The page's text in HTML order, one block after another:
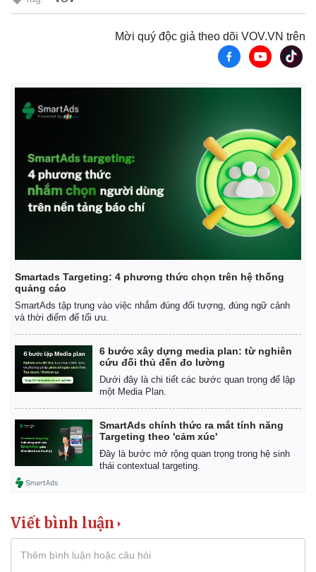
Hồ sơ
E-Magazine
Mời quý độc giả theo dõi VOV.VN trên
Smartads Targeting: 4 phương thức chọn trên hệ thống
quảng cáo
SmartAds tập trung vào việc nhắm đúng đối tượng, đúng ngữ cảnh
và thời điểm để tối ưu.
6 bước xây dựng media plan: từ nghiên
cứu đối thủ đến đo lường
Dưới đây là chi tiết các bước quan trọng để lập
một Media Plan.
SmartAds chính thức ra mắt tính năng
Targeting theo 'cảm xúc'
Đây là bước mở rộng quan trọng trong hệ sinh
thái contextual targeting.
Viết bình luận